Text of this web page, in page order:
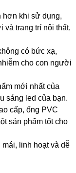
hơn khi sử dụng,
và trang trí nội thất,
có bức xạ,
cho con người
mới nhất của
sáng led của bạn.
cấp, ống PVC
sản phẩm tốt cho
l inh hoạt và dễ